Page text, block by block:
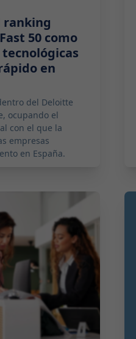
ranking
50 como
en
del Deloitte
ocupando el
con el que la
empresas
en España.